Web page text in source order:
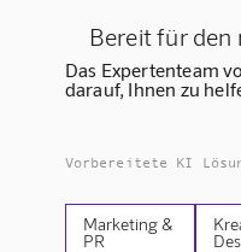
Bereit für den
Das Expertenteam
darauf, Ihnen zu
Vorbereitete KI
Marketing &
PR